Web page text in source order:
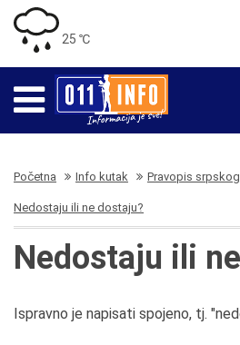
25 ℃
Početna Info kutak Pravopis
Nedostaju ili ne dostaju?
Nedostaju ili
Ispravno je napisati spojeno, tj.